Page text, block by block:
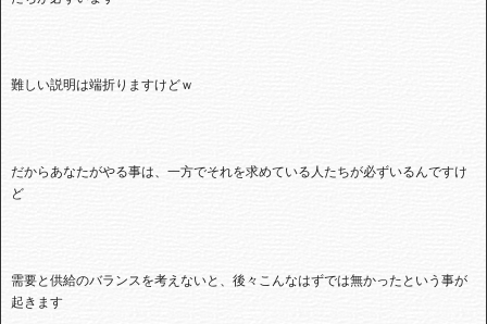
難しい説明は端折りますけどｗ
だからあなたがやる事は、一方でそれを求めている人たちが必ずいるんですけ
ど
需要と供給のバランスを考えないと、後々こんなはずでは無かったという事が
起きます